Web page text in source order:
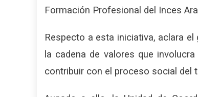
Formación Profesional del Inces
Respecto a esta iniciativa, aclara
la cadena de valores que
contribuir con el proceso social del